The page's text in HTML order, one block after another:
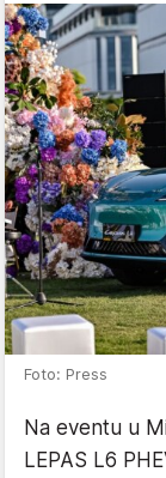
Foto: Press
Na eventu u
LEPAS L6